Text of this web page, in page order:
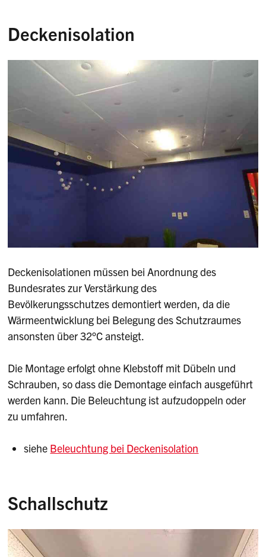
Deckenisolation
Deckenisolationen müssen bei Anordnung des
Bundesrates zur Verstärkung des
Bevölkerungsschutzes demontiert werden, da die
Wärmeentwicklung bei Belegung des Schutzraumes
ansonsten über 32°C ansteigt.
Die Montage erfolgt ohne Klebstoff mit Dübeln und
Schrauben, so dass die Demontage einfach ausgeführt
werden kann. Die Beleuchtung ist aufzudoppeln oder
zu umfahren.
siehe Beleuchtung bei Deckenisolation
Schallschutz